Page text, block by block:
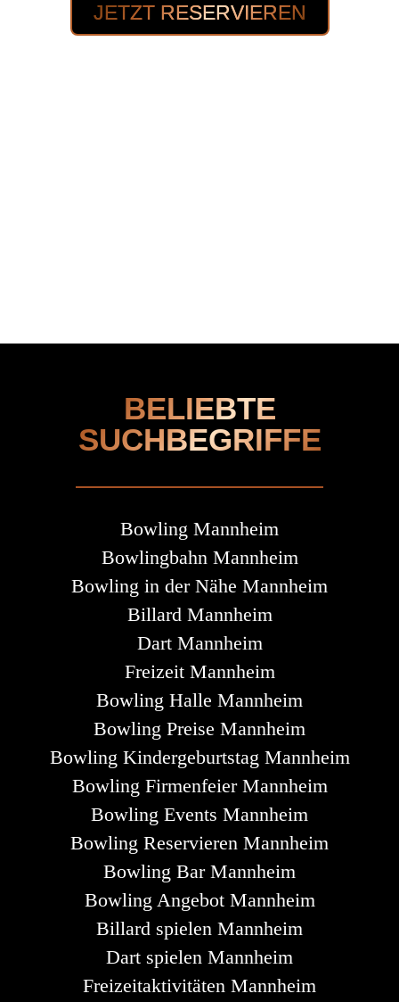
JETZT RESERVIEREN
BELIEBTE
SUCHBEGRIFFE
Bowling Mannheim
Bowlingbahn Mannheim
Bowling in der Nähe Mannheim
Billard Mannheim
Dart Mannheim
Freizeit Mannheim
Bowling Halle Mannheim
Bowling Preise Mannheim
Bowling Kindergeburtstag Mannheim
Bowling Firmenfeier Mannheim
Bowling Events Mannheim
Bowling Reservieren Mannheim
Bowling Bar Mannheim
Bowling Angebot Mannheim
Billard spielen Mannheim
Dart spielen Mannheim
Freizeitaktivitäten Mannheim